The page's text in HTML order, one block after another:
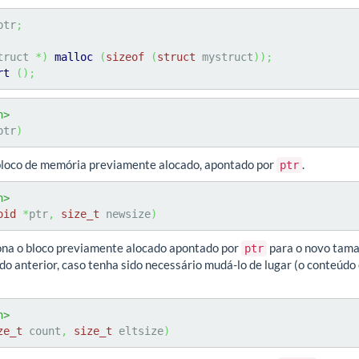
;
*) malloc (sizeof (struct mystruct) ) ;
( ) ;
)
de memória previamente alocado, apontado por ptr
*ptr, size_t newsize)
o bloco previamente alocado apontado por ptr para o novo
anterior, caso tenha sido necessário mudá-lo de lugar (o
count , size_t eltsize)